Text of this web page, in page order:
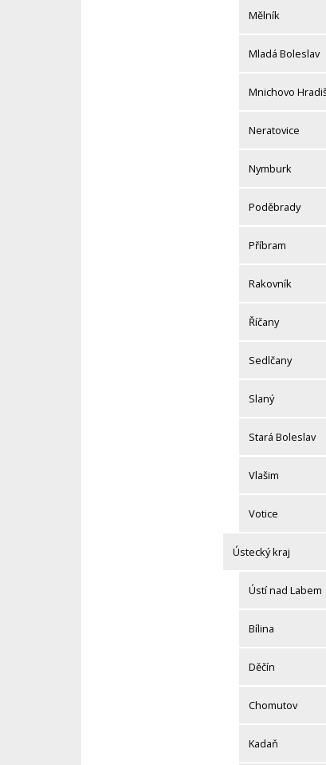
Mělník
Mladá Boleslav
Mnichovo
Neratovice
Nymburk
Poděbrady
Příbram
Rakovník
Říčany
Sedlčany
Slaný
Stará Boleslav
Vlašim
Votice
Ústecký kraj
Ústí nad Labem
Bílina
Děčín
Chomutov
Kadaň